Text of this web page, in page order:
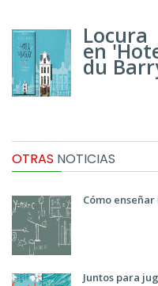
Locura
en
du
OTRAS NOTICIAS
Cómo
Juntos para